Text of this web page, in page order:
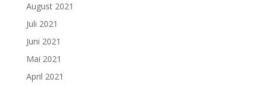
August 2021
Juli 2021
Juni 2021
Mai 2021
April 2021